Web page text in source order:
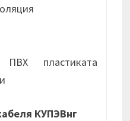
пластиката
КУПЭВнг